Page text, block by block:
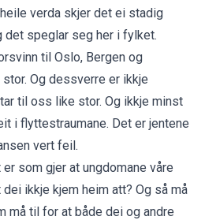
verda skjer det ei stadig
det speglar seg her i fylket.
til Oslo, Bergen og
Og dessverre er ikkje
til oss like stor. Og ikkje minst
i flyttestraumane. Det er jentene
vert feil.
som gjer at ungdomane våre
ikkje kjem heim att? Og så må
må til for at både dei og andre